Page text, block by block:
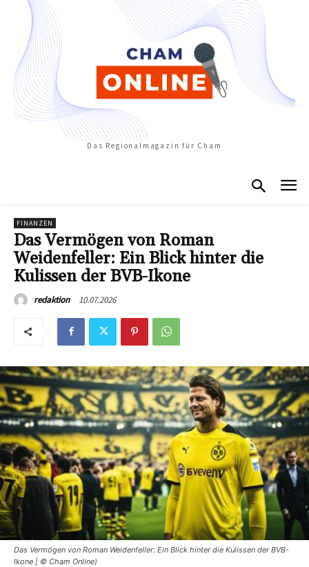
Das Regionalmagazin für Cham
FINANZEN
Das Vermögen von Roman
Weidenfeller: Ein Blick hinter die
Kulissen der BVB-Ikone
redaktion 10.07.2026
Das Vermögen von Roman Weidenfeller: Ein Blick hinter die Kulissen der BVB-
Ikone | © Cham Online)